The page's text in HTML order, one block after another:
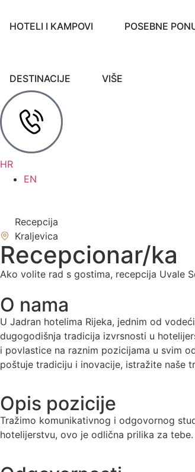
HOTELI I KAMPOVI POSEBNE
DESTINACIJE VIŠE
HR
EN
Recepcija
Kraljevica
Recepcionar/ka
Ako volite rad s gostima, recepcija Uvale
O nama
U Jadran hotelima Rijeka, jednim od
dugogodišnja tradicija izvrsnosti u
i povlastice na raznim pozicijama u svim
poštuje tradiciju i inovacije, istražite naše
Opis pozicije
Tražimo komunikativnog i odgovornog
hotelijerstvu, ovo je odlična prilika za tebe.